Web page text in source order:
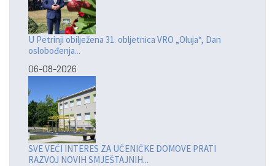
U Petrinji obilježena 31. obljetnica VRO „Oluja“, Dan
oslobođenja...
06-08-2026
SVE VEĆI INTERES ZA UČENIČKE DOMOVE PRATI
RAZVOJ NOVIH SMJEŠTAJNIH...